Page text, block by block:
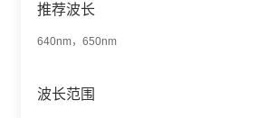
推荐波长
640nm，650nm
波长范围